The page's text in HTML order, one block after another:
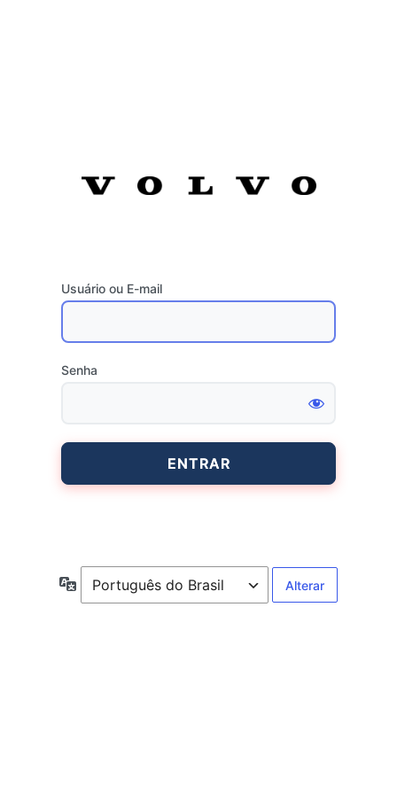
Usuário ou E-mail
Senha
Idioma